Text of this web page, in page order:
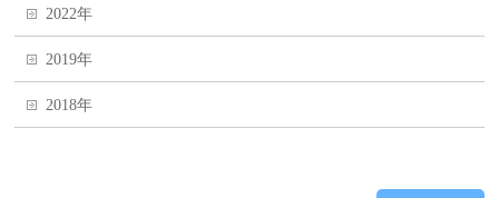
2022年
2019年
2018年